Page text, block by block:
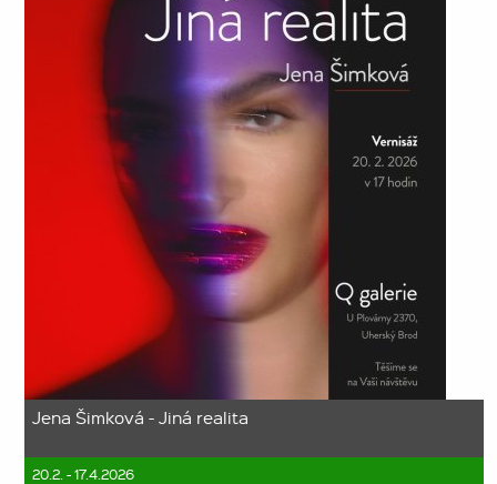
Jena Šimková - Jiná realita
20.2. - 17.4.2026